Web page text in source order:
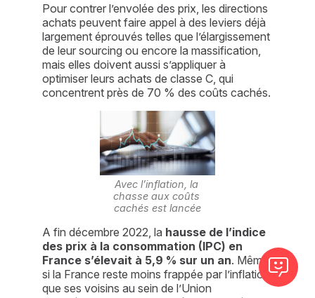
Pour contrer l’envolée des prix, les directions
achats peuvent faire appel à des leviers déjà
largement éprouvés telles que l’élargissement
de leur sourcing ou encore la massification,
mais elles doivent aussi s’appliquer à
optimiser leurs achats de classe C, qui
concentrent près de 70 % des coûts cachés.
Avec l’inflation, la
chasse aux coûts
cachés est lancée
A fin décembre 2022, la hausse de l’indice
des prix à la consommation (IPC) en
France s’élevait à 5,9 % sur un an. Même
si la France reste moins frappée par l’inflation
que ses voisins au sein de l’Union